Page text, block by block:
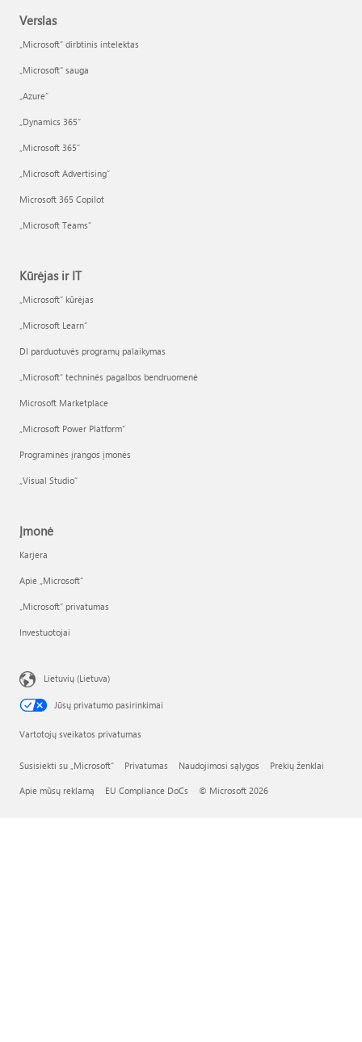
Verslas
„Microsoft“ dirbtinis intelektas
„Microsoft“ sauga
„Azure”
„Dynamics 365“
„Microsoft 365“
„Microsoft Advertising“
Microsoft 365 Copilot
„Microsoft Teams“
Kūrėjas ir IT
„Microsoft“ kūrėjas
„Microsoft Learn“
DI parduotuvės programų palaikymas
„Microsoft“ techninės pagalbos bendruomenė
Microsoft Marketplace
„Microsoft Power Platform“
Programinės įrangos įmonės
„Visual Studio“
Įmonė
Karjera
Apie „Microsoft“
„Microsoft“ privatumas
Investuotojai
Lietuvių (Lietuva)
Jūsų privatumo pasirinkimai
Vartotojų sveikatos privatumas
Susisiekti su „Microsoft“ Privatumas Naudojimosi sąlygos Prekių ženklai
Apie mūsų reklamą EU Compliance DoCs © Microsoft 2026